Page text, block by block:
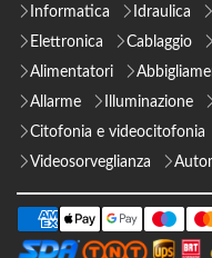
Informatica Idraulica
Elettronica
Cablaggio
Alimentatori
Allarme
Illuminazione
Citofonia e videocitofonia
Videosorveglianza